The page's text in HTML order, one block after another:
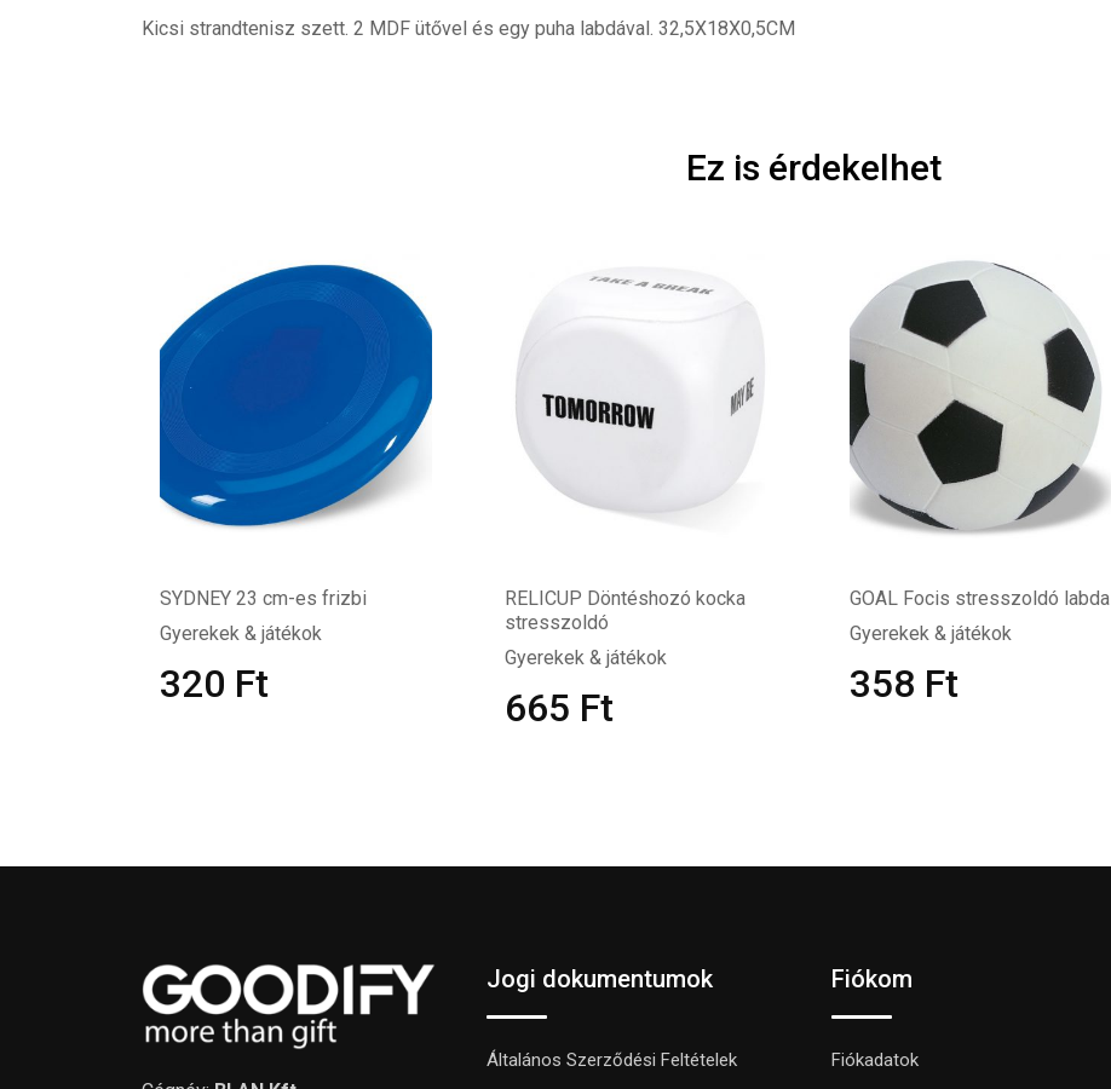
Kicsi strandtenisz szett. 2 MDF ütővel és egy puha labdával. 32,5X18X0,5CM
Ez is érdekelhet
SYDNEY 23 cm-es frizbi
Gyerekek & játékok
320 Ft
RELICUP Döntéshozó kocka
stresszoldó
Gyerekek & játékok
665 Ft
GOAL Focis stresszoldó labda
Gyerekek & játékok
358 Ft
Jogi dokumentumok
Általános Szerződési Feltételek
Fiókom
Fiókadatok